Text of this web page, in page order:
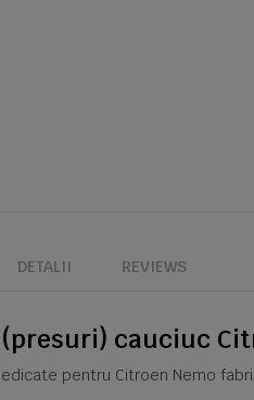
DETALII REVIEWS
(presuri) cauciuc
pentru Citroen Nemo